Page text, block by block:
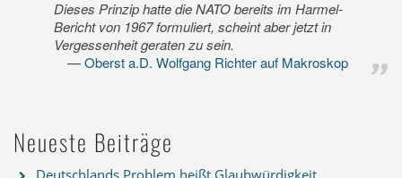
Dieses Prinzip hatte die NATO bereits im Harmel-
Bericht von 1967 formuliert, scheint aber jetzt in
Vergessenheit geraten zu sein.
Oberst a.D. Wolfgang Richter auf Makroskop
Neueste Beiträge
Deutschlands Problem heißt Glaubwürdigkeit